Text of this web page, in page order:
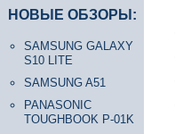
НОВЫЕ ОБЗОРЫ:
SAMSUNG GALAXY
S10 LITE
SAMSUNG A51
PANASONIC
TOUGHBOOK P-01K